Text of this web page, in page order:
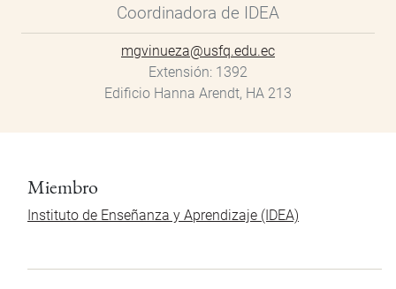
Coordinadora de IDEA
mgvinueza@usfq.edu.ec
Extensión 1392
Edificio Hanna Arendt, HA 213
Miembro
Instituto de Enseñanza y Aprendizaje (IDEA)